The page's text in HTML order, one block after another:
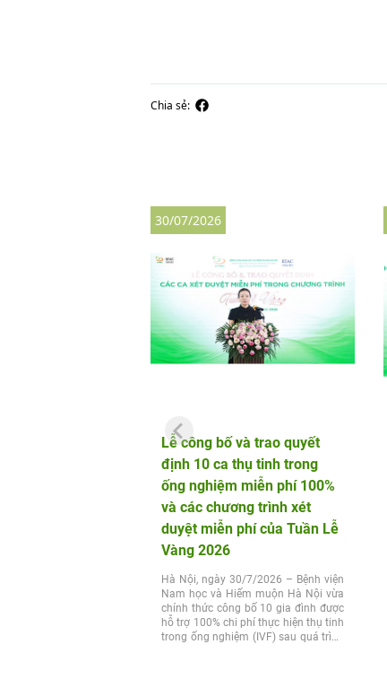
Chia sẻ:
Lễ công bố và trao quyết
định 10 ca thụ tinh trong
ống nghiệm miễn phí 100%
và các chương trình xét
duyệt miễn phí của Tuần Lễ
Vàng 2026
Hà Nội, ngày 30/7/2026 – Bệnh viện
Nam học và Hiếm muộn Hà Nội vừa
chính thức công bố 10 gia đình được
hỗ trợ 100% chi phí thực hiện thụ tinh
trong ống nghiệm (IVF) sau quá trình
30/07/2026